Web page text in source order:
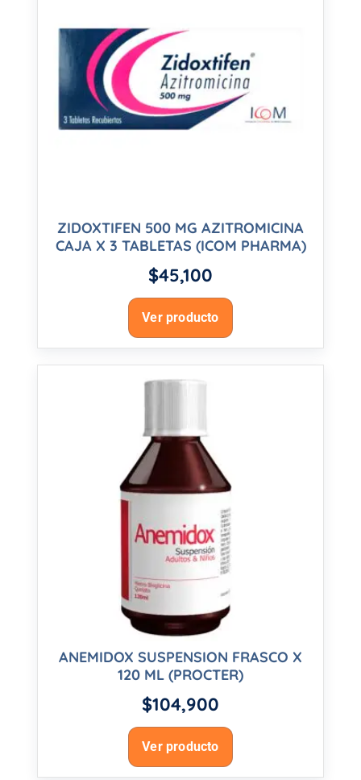
ZIDOXTIFEN 500 MG AZITROMICINA
CAJA X 3 TABLETAS (ICOM PHARMA)
$45,100
Ver producto
ANEMIDOX SUSPENSION FRASCO X
120 ML (PROCTER)
$104,900
Ver producto